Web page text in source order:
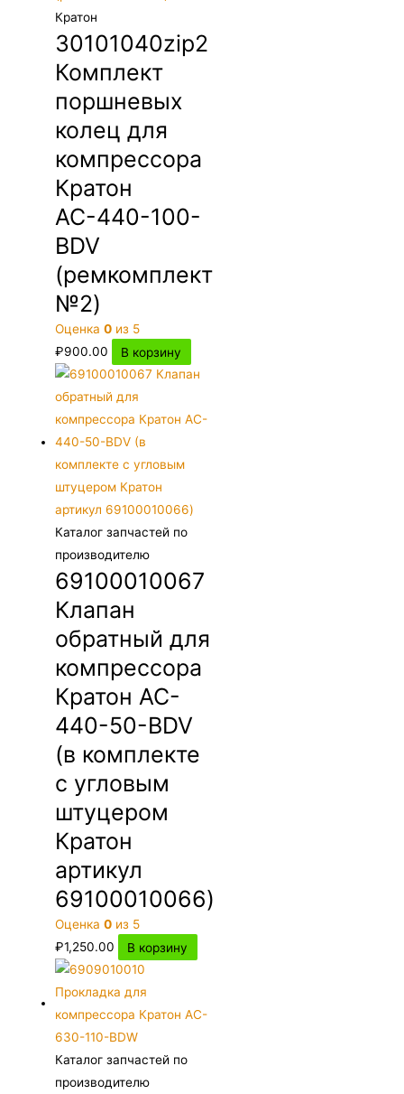
Кратон
30101040zip2
Комплект
поршневых
колец для
компрессора
Кратон
АС-440-100-
BDV
(ремкомплект
№2)
Оценка0 из 5
₽900.00 В корзину
Каталог запчастей по
производителю
69100010067
Клапан
обратный для
компрессора
Кратон AC-
440-50-BDV
(в комплекте
с угловым
штуцером
Кратон
артикул
69100010066)
Оценка0 из 5
₽1,250.00 В корзину
Каталог запчастей по
производителю